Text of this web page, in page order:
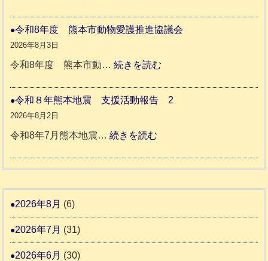
人
ホ
日
記
本
支
報
3
災
ッ
一
り
り
令和8年度 熊本市動物愛護推進協議会
2026年8月3日
令和8年度 熊本市動…続きを読む
和
市
令和８年熊本地震 支援活動報告 2
2026年8月2日
令和8年7月熊本地震…続きを読む
和
熊
2026年8月 (6)
2026年7月 (31)
2026年6月 (30)